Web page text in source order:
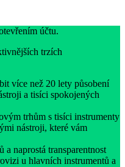
účtu.
trzích
více než 20 lety působení
a tisíci spokojených
trhům s tisíci instrumenty
nástroji, které vám
naprostá transparentnost
u hlavních instrumentů a